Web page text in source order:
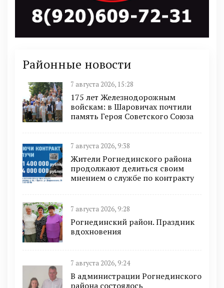
Районные новости
7 августа 2026, 15:28
175 лет Железнодорожным
войскам: в Шаровичах почтили
память Героя Советского Союза
7 августа 2026, 9:38
Жители Рогнединского района
продолжают делиться своим
мнением о службе по контракту
7 августа 2026, 9:28
Рогнединский район. Праздник
вдохновения
7 августа 2026, 9:24
В администрации Рогнединского
района состоялось